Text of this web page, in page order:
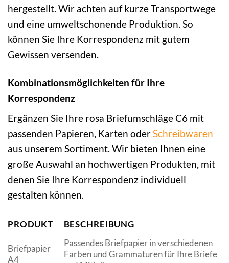
hergestellt. Wir achten auf kurze Transportwege
und eine umweltschonende Produktion. So
können Sie Ihre Korrespondenz mit gutem
Gewissen versenden.
Kombinationsmöglichkeiten für Ihre
Korrespondenz
Ergänzen Sie Ihre rosa Briefumschläge C6 mit
passenden Papieren, Karten oderSchreibwaren
aus unserem Sortiment. Wir bieten Ihnen eine
große Auswahl an hochwertigen Produkten, mit
denen Sie Ihre Korrespondenz individuell
gestalten können.
PRODUKT BESCHREIBUNG
Briefpapier
A4
Passendes Briefpapier in verschiedenen
Farben und Grammaturen für Ihre Briefe